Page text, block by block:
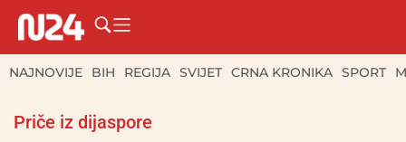
NAJNOVIJE BIH REGIJA SVIJET CRNA KRONIKA SPORT
Priče iz dijaspore